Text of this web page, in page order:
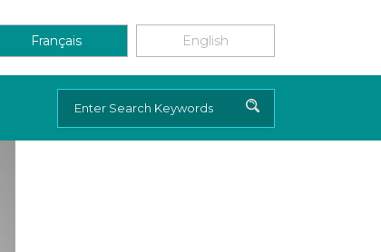
Français English
Rechercher